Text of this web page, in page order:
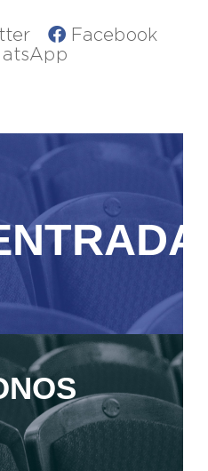
Facebook